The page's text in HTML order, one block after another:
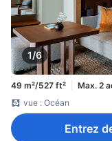
1/6
49 m²/527 ft² Max. 2
vue : Océan
Entrez